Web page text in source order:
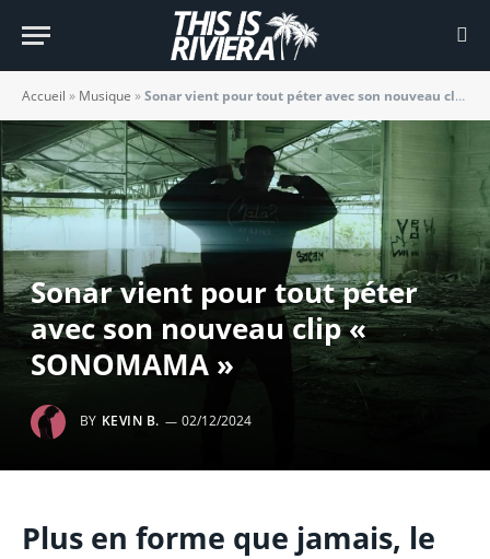
Accueil » Musique »Sonar vient pour tout péter avec son nouveau clip « SONOMAMA »
Sonar vient pour tout péter
avec son nouveau clip «
SONOMAMA »
BY KEVIN B. 02/12/2024
Plus en forme que jamais, le